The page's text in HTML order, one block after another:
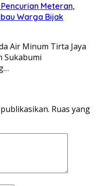
Meteran,
Warga Bijak
Air Minum Tirta Jaya
Sukabumi
Ruas yang